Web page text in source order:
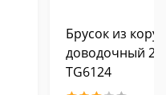
Брусок из
доводочный
TG6124